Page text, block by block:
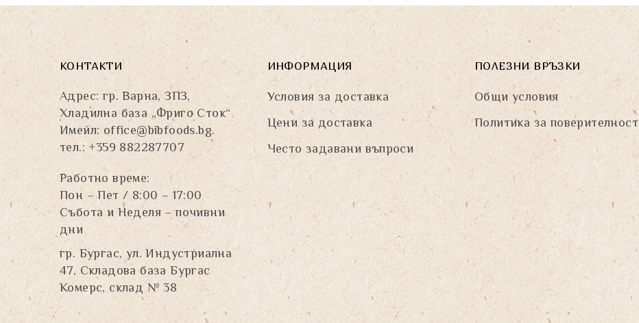
КОНТАКТИ
Адрес: гр. Варна, ЗПЗ,
Хладилна база „Фриго Сток“
Имейл:office@bibfoods.bg.
тел.: +359 882287707
Работно време:
Пон – Пет / 8:00 – 17:00
Събота и Неделя – почивни
дни
гр. Бургас, ул. Индустриална
47, Складова база Бургас
Комерс, склад № 38
ИНФОРМАЦИЯ
Условия за доставка
Цени за доставка
Често задавани въпроси
ПОЛЕЗНИ ВРЪЗКИ
Общи условия
Политика за поверителност